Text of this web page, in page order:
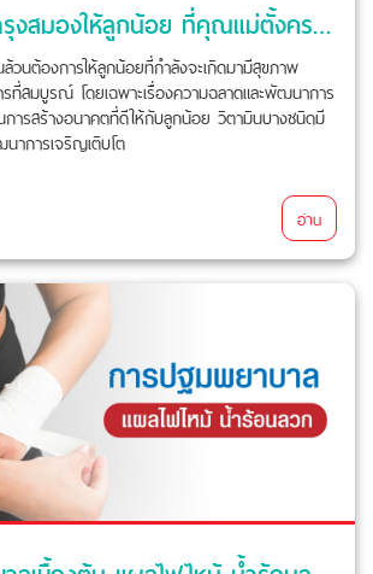
วิตามินช่วยบำรุงสมองให้ลูกน้อย ที่คุณแม่ตั้งครรภ์ควรรู้
นต้องการให้ลูกน้อยที่กำลังจะเกิดมามีสุขภาพ
ที่สมบูรณ์ โดยเฉพาะเรื่องความฉลาดและพัฒนาการ
ารสร้างอนาคตที่ดีให้กับลูกน้อย วิตามินบางชนิดมี
าการเจริญเติบโต
อ่าน